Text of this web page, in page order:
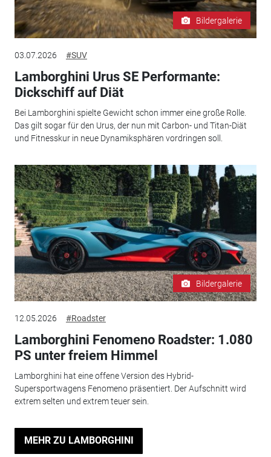
Bildergalerie
03.07.2026 #SUV
Lamborghini Urus SE Performante:
Dickschiff auf Diät
Bei Lamborghini spielte Gewicht schon immer eine große Rolle.
Das gilt sogar für den Urus, der nun mit Carbon- und Titan-Diät
und Fitnesskur in neue Dynamiksphären vordringen soll.
Bildergalerie
12.05.2026 #Roadster
Lamborghini Fenomeno Roadster: 1.080
PS unter freiem Himmel
Lamborghini hat eine offene Version des Hybrid-
Supersportwagens Fenomeno präsentiert. Der Aufschnitt wird
extrem selten und extrem teuer sein.
MEHR ZU LAMBORGHINI